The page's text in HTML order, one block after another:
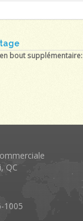
bout supplémentaire:
QC
1005